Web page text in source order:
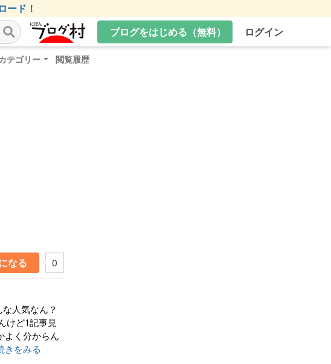
ード！
ブログをはじめる（無料）
ログイン
テゴリー 閲覧履歴
なる 0
人気なん？
けど1記事見
よく分からん
きをみる